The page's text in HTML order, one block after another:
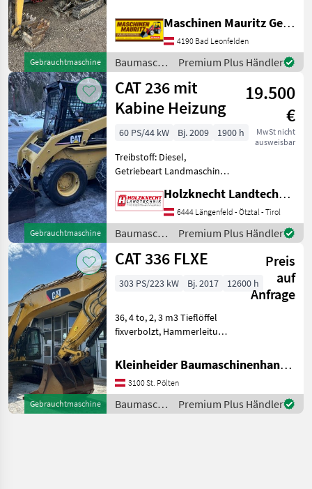
Gebrauchtmaschine
Hydraulikkreis vorne,
abgelesene Stunden, sofort
einsatzbereit, gute Ketten
Weitere A
Maschinen Mauritz GesmbH
4190 Bad Leonfelden
Baumaschinen
/ CAT
Premium Plus Händler
Gebrauchtmaschine
CAT 236 mit
Kabine Heizung
19.500
€
MwSt nicht
ausweisbar
60 PS/44 kW Bj. 2009
1900 h
Treibstoff: Diesel,
Getriebeart Landmaschine:
Kabine und Heizung, hydr.
Vorsteuerung,
Zusatzscheinwerfer vorne
und hinten Schaufel,
Palettengab
Holzknecht Landtechnik GmbH.
6444 Längenfeld - Ötztal - Tirol
Baumaschinen
/ CAT
Premium Plus Händler
Gebrauchtmaschine
CAT 336 FLXE
Preis
auf
Anfrage
303 PS/223 kW Bj. 2017 12600 h
36, 4 to, 2, 3 m3 Tieflöffel
fixverbolzt, Hammerleitung,
Kettenbagger
Kleinheider Baumaschinenhandel GmbH.
3100 St. Pölten
Baumaschinen
/ CAT
Premium Plus Händler